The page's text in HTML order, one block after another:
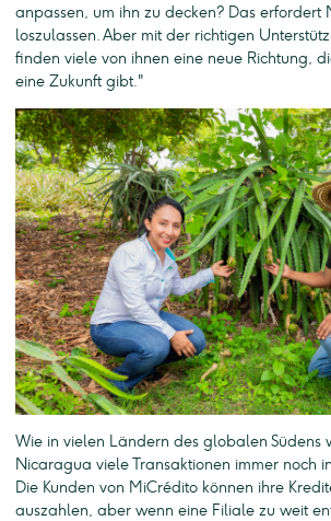
anpassen, um ihn zu decken? Das erfordert
loszulassen. Aber mit der richtigen
finden viele von ihnen eine neue Richtung,
eine Zukunft gibt."
Wie in vielen Ländern des globalen Südens
Nicaragua viele Transaktionen immer noch
Die Kunden von MiCrédito können ihre
auszahlen, aber wenn eine Filiale zu weit